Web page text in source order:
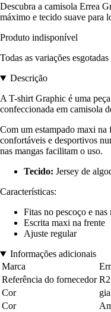
Descubra a camisola Errea
máximo e tecido suave para
Produto indisponível
Todas as variações esgotadas
Descrição
A T-shirt Graphic é uma
confeccionada em camisola
Com um estampado maxi
confortáveis e desportivos
nas mangas facilitam o uso.
Tecido: Jersey de
Características:
Fitas no pescoço e nas
Escrita maxi na frente
Ajuste regular
Informações adicionais
Marca
Referência do fornecedor
Cor
Cor